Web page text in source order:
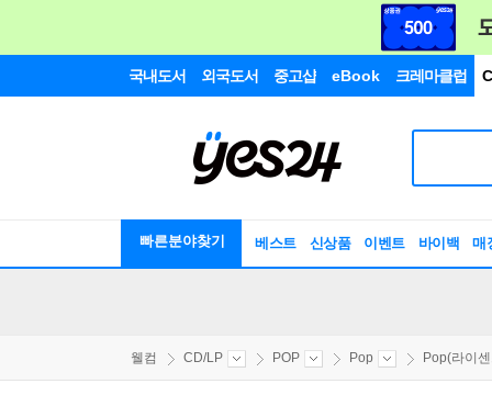
국내도서 외국도서 중고샵 eBook 크레마클럽
빠른분야찾기 베스트 신상품 이벤트 바이백 매
웰컴 CD/LP POP Pop Pop(라이